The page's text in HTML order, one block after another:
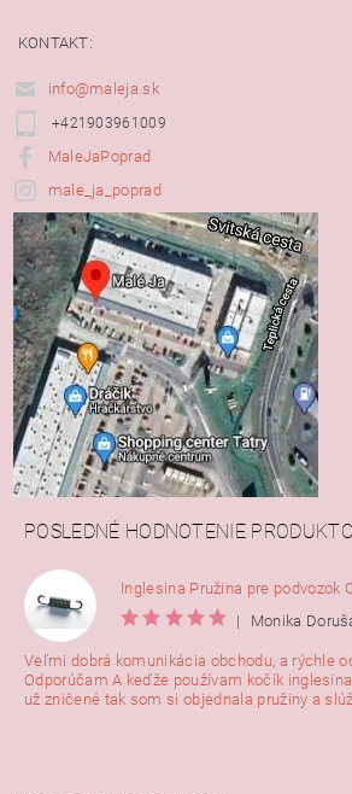
KONTAKT:
info@maleja.sk
+421903961009
MaleJaPoprad
male_ja_poprad
POSLEDNÉ HODNOTENIE
Inglesina Pružina pre podvozok
|
Monika
Veľmi dobrá komunikácia obchodu, a rýchle
Odporúčam A keďže používam kočík
už zničené tak som si objednala pružiny a